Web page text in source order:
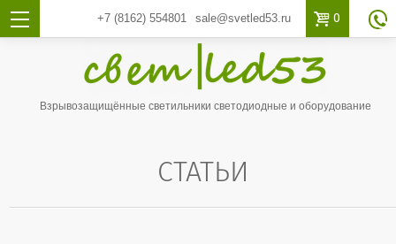
+7 (8162)554801 sale@svetled53.ru  0 
Взрывозащищённые светильники светодиодные и оборудование
СТАТЬИ